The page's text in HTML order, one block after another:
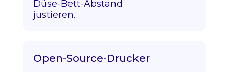
Düse-Bett-Abstand
justieren.
Open-Source-Drucker